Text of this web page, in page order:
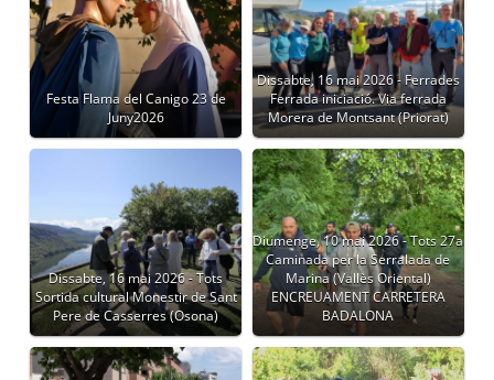
Festa Flama del Canigo 23 de
Juny2026
Dissabte, 16 mai 2026 - Ferrades
Ferrada iniciació. Via ferrada
Morera de Montsant (Priorat)
Dissabte, 16 mai 2026 - Tots
Sortida cultural Monestir de Sant
Pere de Casserres (Osona)
Diumenge, 10 mai 2026 - Tots 27a
Caminada per la Serralada de
Marina (Vallès Oriental)
ENCREUAMENT CARRETERA
BADALONA